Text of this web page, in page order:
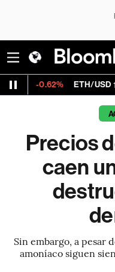
ETH/USD 1,905.94
Precios
caen
Sin embargo, a pesar
amoníaco siguen